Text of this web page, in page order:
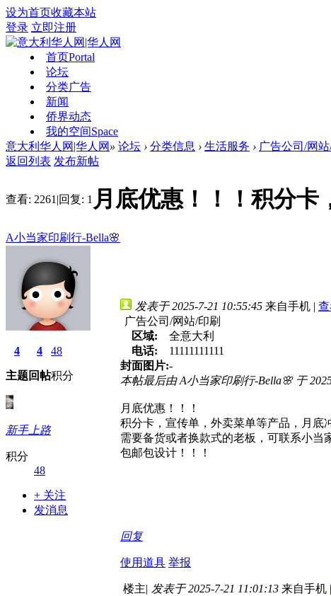
设为首页收藏本站
登录 立即注册
首页Portal
论坛
分类广告
新闻
侨界动态
我的空间Space
意大利华人网|华人网 » 论坛 › 分类信息 › 生活服务 › 广告公司/网站
返回列表 发布新帖
查看: 2261 |回复: 1 月底优惠！！！积分卡
A小当家印刷行-Bella🌸
4
主题
4
回帖
48
积分
新手上路
积分
48
+ 关注
发消息
发表于 2025-7-21 10:55:45 来自手机 |
广告公司/网站/印刷
区域:
全意大利
电话:
11111111111
封面图片:-
本帖最后由 A小当家印刷行-Bella🌸 于
月底优惠！！！
积分卡，宣传单，外卖菜单等产品，月底
需要备货或者换款式的老板，可联系小当
包邮包设计！！！
回复
使用道具 举报
楼主| 发表于 2025-7-21 11:01:13 来自手机 |